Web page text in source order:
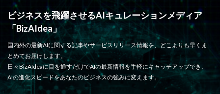
ビジネスを飛躍させるAIキュレーションメディア
「BizAIdea」
国内外の最新AIに関する記事やサービスリリース情報を、どこよりも早くま
とめてお届けします。
日々BizAIdeaに目を通すだけでAIの最新情報を手軽にキャッチアップでき、
AIの進化スピードをあなたのビジネスの強みに変えます。